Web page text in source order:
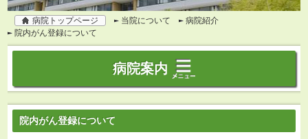
病院トップページ 当院について
病院紹介
院内がん登録について
病院案内
院内がん登録について